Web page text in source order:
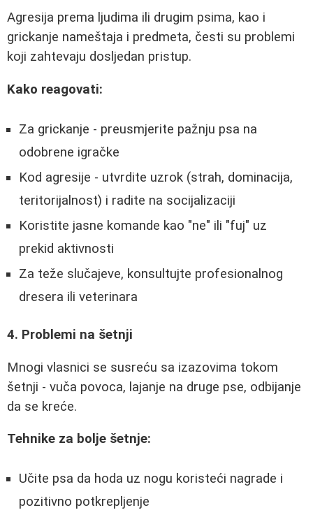
Agresija prema ljudima ili drugim psima, kao i
grickanje nameštaja i predmeta, česti su problemi
koji zahtevaju dosljedan pristup.
Kako reagovati:
Za grickanje - preusmjerite pažnju psa na
odobrene igračke
Kod agresije - utvrdite uzrok (strah, dominacija,
teritorijalnost) i radite na socijalizaciji
Koristite jasne komande kao "ne" ili "fuj" uz
prekid aktivnosti
Za teže slučajeve, konsultujte profesionalnog
dresera ili veterinara
4. Problemi na šetnji
Mnogi vlasnici se susreću sa izazovima tokom
šetnji - vuča povoca, lajanje na druge pse, odbijanje
da se kreće.
Tehnike za bolje šetnje:
Učite psa da hoda uz nogu koristeći nagrade i
pozitivno potkrepljenje